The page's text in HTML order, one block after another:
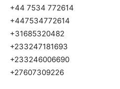
+44 7534 772614
+447534772614
+31685320482
+233247181693
+233246006690
+27607309226